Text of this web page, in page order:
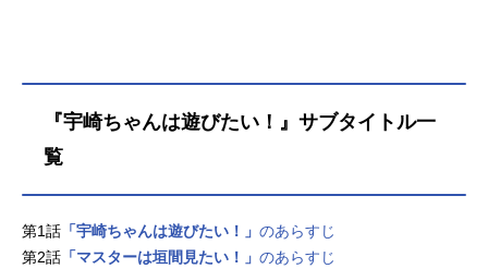
『宇崎ちゃんは遊びたい！』サブタイトル一
覧
第1話 「宇崎ちゃんは遊びたい！」 のあらすじ
第2話 「マスターは垣間見たい！」 のあらすじ